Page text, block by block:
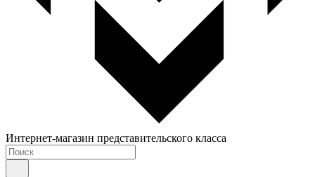
Интернет-магазин представительского класса